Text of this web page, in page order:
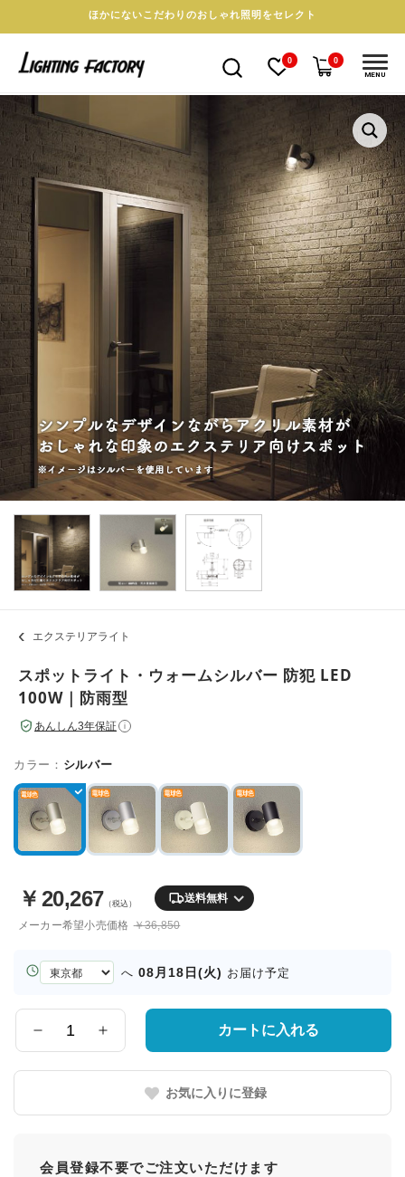
ほかにないこだわりのおしゃれ照明をセレクト
0 0
MENU
エクステリアライト
スポットライト・ウォームシルバー 防犯 LED
100W｜防雨型
あんしん3年保証 i
カラー： シルバー
￥ 20,267 （税込） 送料無料
メーカー希望小売価格 ￥36,850
お
届
県
へ 08月18日(火) お届け予定
量
カートに入れる
お気に入りに登録
会員登録不要でご注文いただけます